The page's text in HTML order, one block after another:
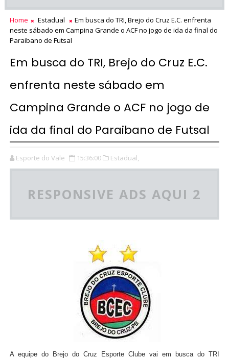
Home Estadual
Em busca do TRI, Brejo do Cruz E.C. enfrenta
neste sábado em Campina Grande o ACF no jogo de ida da final do
Paraibano de Futsal
Em busca do TRI, Brejo do Cruz E.C.
enfrenta neste sábado em
Campina Grande o ACF no jogo de
ida da final do Paraibano de Futsal
Esporte do Vale 15:36:00 Estadual,
RESPONSIVE ADS AQUI 2
A equipe do Brejo do Cruz Esporte Clube vai em busca do TRI